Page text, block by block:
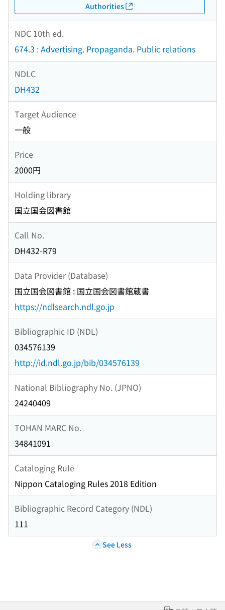
Authorities
NDC 10th ed.
674.3 : Advertising. Propaganda. Public relations
NDLC
DH432
Target Audience
一般
Price
2000円
Holding library
国立国会図書館
Call No.
DH432-R79
Data Provider (Database)
国立国会図書館 : 国立国会図書館蔵書
https://ndlsearch.ndl.go.jp
Bibliographic ID (NDL)
034576139
http://id.ndl.go.jp/bib/034576139
National Bibliography No. (JPNO)
24240409
TOHAN MARC No.
34841091
Cataloging Rule
Nippon Cataloging Rules 2018 Edition
Bibliographic Record Category (NDL)
111
See Less